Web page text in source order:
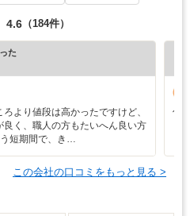
4.6 （184件）
た
より値段は高かったですけど、
く、職人の方もたいへん良い方
短期間で、き…
何
この会社の口コミをもっと見る >